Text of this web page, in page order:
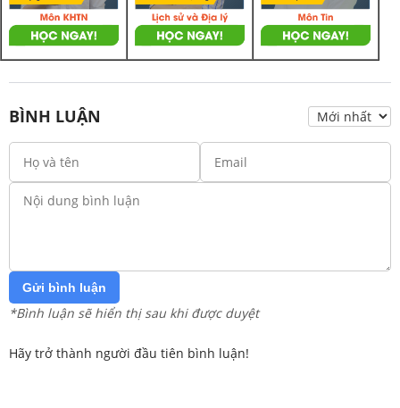
BÌNH LUẬN
Gửi bình luận
*Bình luận sẽ hiển thị sau khi được duyệt
Hãy trở thành người đầu tiên bình luận!